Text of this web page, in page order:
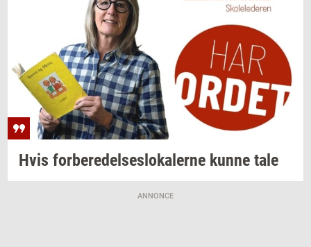
Hvis for­be­re­del­ses­lo­ka­ler­ne kunne tale
ANNONCE